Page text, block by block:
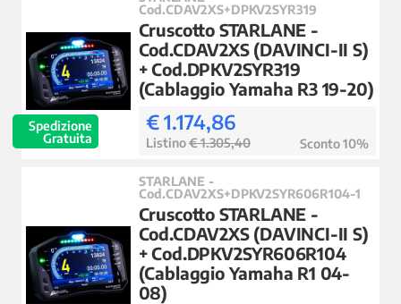
Spedizione
Gratuita
Cod.CDAV2XS+DPKV2SYR319
Cruscotto STARLANE -
Cod.CDAV2XS (DAVINCI-II S)
+ Cod.DPKV2SYR319
(Cablaggio Yamaha R3 19-20)
€ 1.174,86
Listino€ 1.305,40 Sconto 10%
STARLANE -
Cod.CDAV2XS+DPKV2SYR606R104-1
Cruscotto STARLANE -
Cod.CDAV2XS (DAVINCI-II S)
+ Cod.DPKV2SYR606R104
(Cablaggio Yamaha R1 04-
08)